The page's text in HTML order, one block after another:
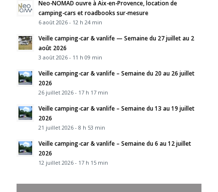
Neo-NOMAD ouvre à Aix-en-Provence, location de
camping-cars et roadbooks sur-mesure
6 août 2026 - 12 h 24 min
Veille camping-car & vanlife — Semaine du 27 juillet au 2
août 2026
3 août 2026 - 11 h 09 min
Veille camping-car & vanlife – Semaine du 20 au 26 juillet
2026
26 juillet 2026 - 17 h 17 min
Veille camping-car & vanlife – Semaine du 13 au 19 juillet
2026
21 juillet 2026 - 8 h 53 min
Veille camping-car & vanlife – Semaine du 6 au 12 juillet
2026
12 juillet 2026 - 17 h 15 min